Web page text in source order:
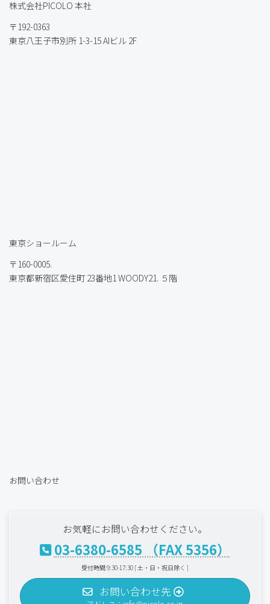
株式会社PICOLO 本社
〒192-0363
東京八王子市別所 1-3-15 AIビル 2F
東京ショールーム
〒160-0005.
東京都新宿区愛住町 23番地1 WOODY21. ５階
お問い合わせ
お気軽にお問い合わせください。
03-6380-6585 （FAX 5356）
受付時間 9:30-17:30 [ 土・日・祝日除く ]
お問い合わせ先